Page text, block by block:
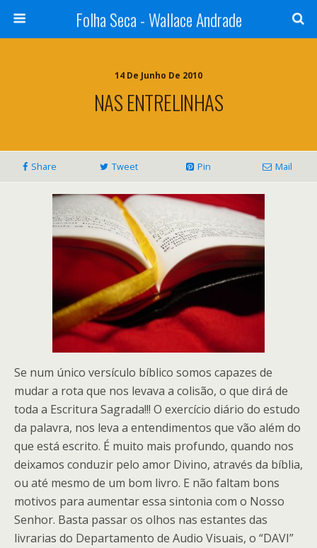
Folha Seca - Wallace Andrade
14 De Junho De 2010
NAS ENTRELINHAS
Share Tweet Pin Mail
Se num único versículo bíblico somos capazes de
mudar a rota que nos levava a colisão, o que dirá de
toda a Escritura Sagrada!!! O exercício diário do estudo
da palavra, nos leva a entendimentos que vão além do
que está escrito. É muito mais profundo, quando nos
deixamos conduzir pelo amor Divino, através da bíblia,
ou até mesmo de um bom livro. E não faltam bons
motivos para aumentar essa sintonia com o Nosso
Senhor. Basta passar os olhos nas estantes das
livrarias do Departamento de Audio Visuais, o “DAVI”